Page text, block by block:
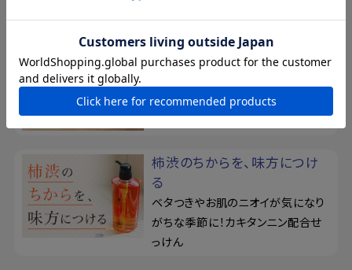
夏の新規入会キャンペーン
になる。新規会員登録で500ポイン
トプレゼント
柿渋のちからを、味方につけ
る
ベタつきやお肌のニオイが気になり
がちな季節に！カキタンニン配合せ
っけん